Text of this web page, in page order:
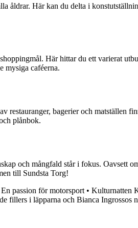
åldrar. Här kan du delta i
Här hittar du ett varierat
mysiga caféerna.
restauranger, bagerier och matställen
plånbok.
och mångfald står i fokus.
till Sundsta Torg!
passion för motorsport • Kulturnatten
fillers i läpparna och Bianca Ingrossos